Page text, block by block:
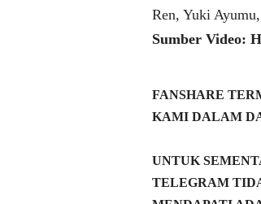
Ren, Yuki
Sumber Video:
FANSHARE
KAMI DALAM
UNTUK
TELEGRAM